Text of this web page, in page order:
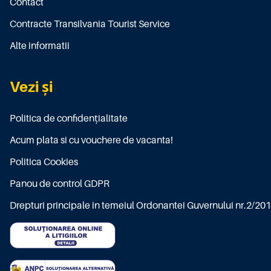
Contact
Contracte Transilvania Tourist Service
Alte informatii
Vezi și
Politica de confidențialitate
Acum plata si cu vouchere de vacanta!
Politica Cookies
Panou de control GDPR
Drepturi principale in temeiul Ordonantei Guvernului nr.2/